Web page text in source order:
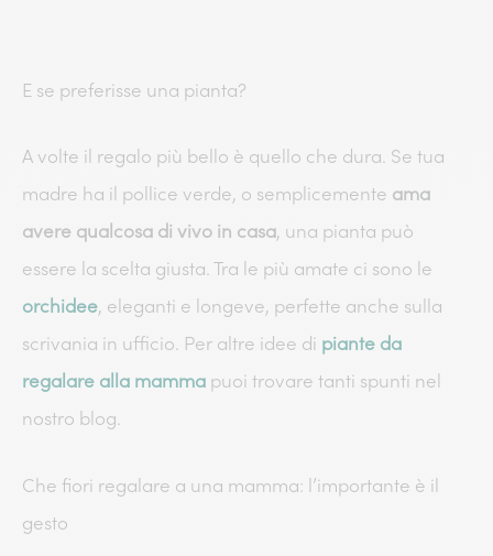
E se preferisse una pianta?
A volte il regalo più bello è quello che dura. Se tua
madre ha il pollice verde, o semplicemente ama
avere qualcosa di vivo in casa, una pianta può
essere la scelta giusta. Tra le più amate ci sono le
orchidee, eleganti e longeve, perfette anche sulla
scrivania in ufficio. Per altre idee di piante da
regalare alla mamma puoi trovare tanti spunti nel
nostro blog.
Che fiori regalare a una mamma: l’importante è il
gesto